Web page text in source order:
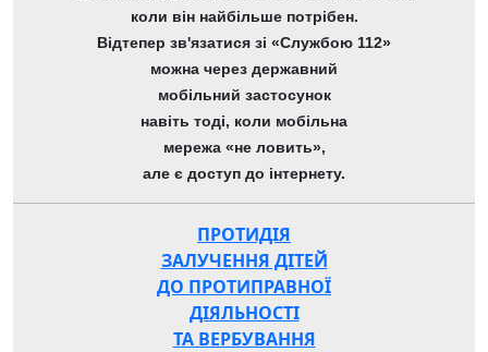
коли він найбільше потрібен.
Відтепер зв'язатися зі «Службою 112»
можна через державний
мобільний застосунок
навіть тоді, коли мобільна
мережа «не ловить»,
але є доступ до інтернету.
ПРОТИДІЯ
ЗАЛУЧЕННЯ ДІТЕЙ
ДО ПРОТИПРАВНОЇ
ДІЯЛЬНОСТІ
ТА ВЕРБУВАННЯ